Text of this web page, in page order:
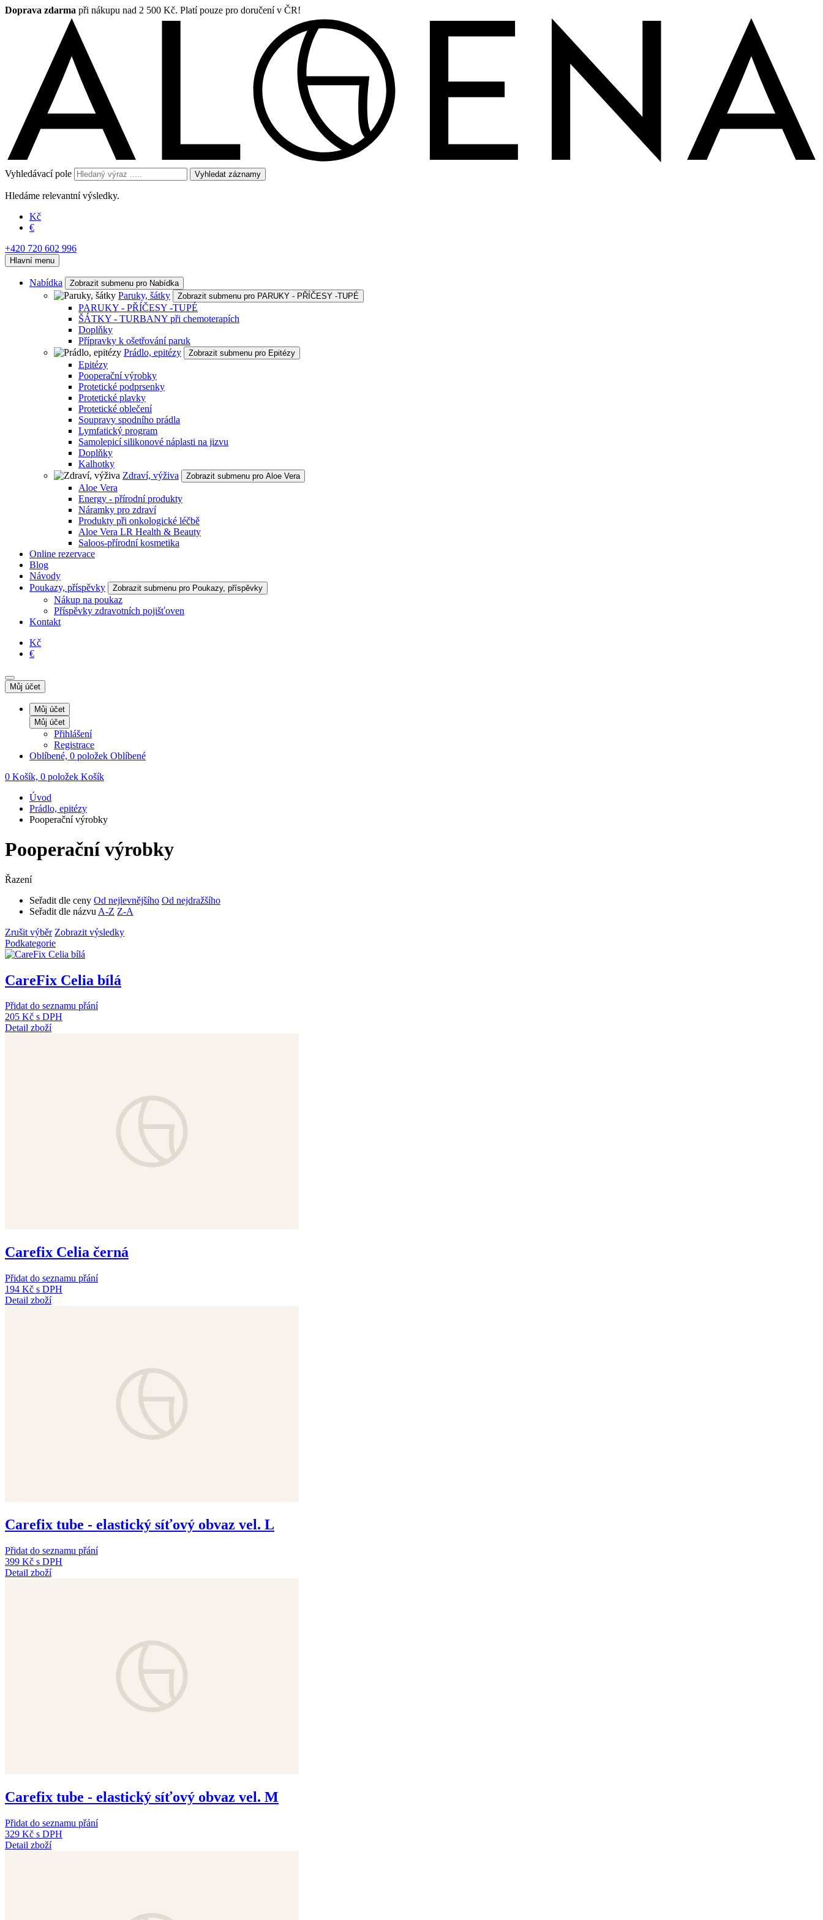
Doprava zdarma při nákupu nad 2 500 Kč. Platí pouze pro doručení v ČR!
Vyhledávací pole Vyhledat záznamy
Hledáme relevantní výsledky.
Kč
€
+420 720 602 996
Hlavní menu
Nabídka Zobrazit submenu pro Nabídka
Paruky, šátky Zobrazit submenu pro PARUKY - PŘÍČESY -TUPÉ
PARUKY - PŘÍČESY -TUPÉ
ŠÁTKY - TURBANY při chemoterapích
Doplňky
Přípravky k ošetřování paruk
Prádlo, epitézy
Zobrazit submenu pro Epitézy
Epitézy
Pooperační výrobky
Protetické podprsenky
Protetické plavky
Protetické oblečení
Soupravy spodního prádla
Lymfatický program
Samolepicí silikonové náplasti na jizvu
Doplňky
Kalhotky
Zdraví, výživa
Zobrazit submenu pro Aloe Vera
Aloe Vera
Energy - přírodní produkty
Náramky pro zdraví
Produkty při onkologické léčbě
Aloe Vera LR Health & Beauty
Saloos-přírodní kosmetika
Online rezervace
Blog
Návody
Poukazy, příspěvky
Zobrazit submenu pro Poukazy, příspěvky
Nákup na poukaz
Příspěvky zdravotních pojišťoven
Kontakt
Kč
€
Můj účet
Můj účet
Můj účet
Přihlášení
Registrace
Oblíbené, 0 položek Oblíbené
0 Košík, 0 položek Košík
Úvod
Prádlo, epitézy
Pooperační výrobky
Pooperační výrobky
Řazení
Seřadit dle ceny Od nejlevnějšího Od nejdražšího
Seřadit dle názvu A-Z Z-A
Zrušit výběr Zobrazit výsledky
Podkategorie
CareFix Celia bílá
Přidat do seznamu přání
205 Kč s DPH
Detail zboží
Carefix Celia černá
Přidat do seznamu přání
194 Kč s DPH
Detail zboží
Carefix tube - elastický síťový obvaz vel. L
Přidat do seznamu přání
399 Kč s DPH
Detail zboží
Carefix tube - elastický síťový obvaz vel. M
Přidat do seznamu přání
329 Kč s DPH
Detail zboží